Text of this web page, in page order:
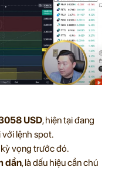
USD, hiện tại đang
với lệnh spot.
vọng trước đó.
dần, là dấu hiệu cần chú